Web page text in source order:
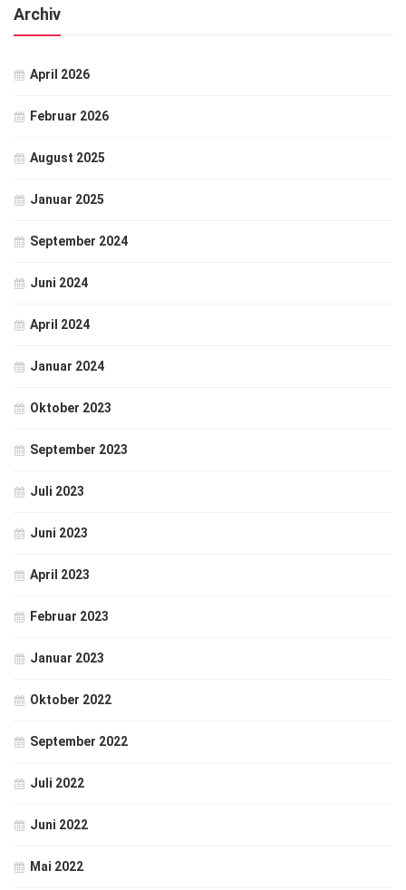
Archiv
April 2026
Februar 2026
August 2025
Januar 2025
September 2024
Juni 2024
April 2024
Januar 2024
Oktober 2023
September 2023
Juli 2023
Juni 2023
April 2023
Februar 2023
Januar 2023
Oktober 2022
September 2022
Juli 2022
Juni 2022
Mai 2022